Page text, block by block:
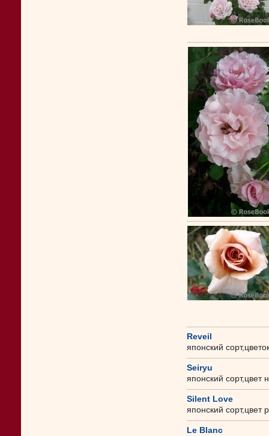
Reveil
японский
Seiryu
японский сорт,цвет
Silent Love
японский сорт,цвет
Le Blanc